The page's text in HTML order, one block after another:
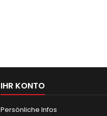
IHR KONTO
Persönliche Infos